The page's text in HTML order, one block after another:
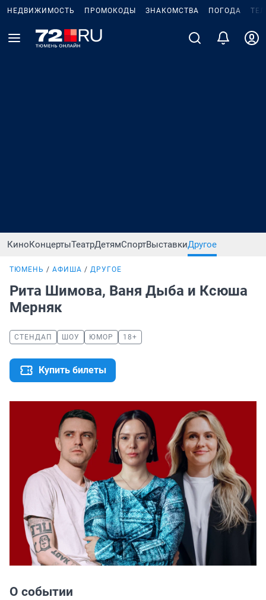
НЕДВИЖИМОСТЬ ПРОМОКОДЫ ЗНАКОМСТВА ПОГОДА
КиноКонцертыТеатрДетямСпортВыставкиДругое
ТЮМЕНЬ АФИША ДРУГОЕ
Рита Шимова, Ваня Дыба и Ксюша
Мерняк
СТЕНДАП ШОУ ЮМОР 18+
Купить билеты
О событии